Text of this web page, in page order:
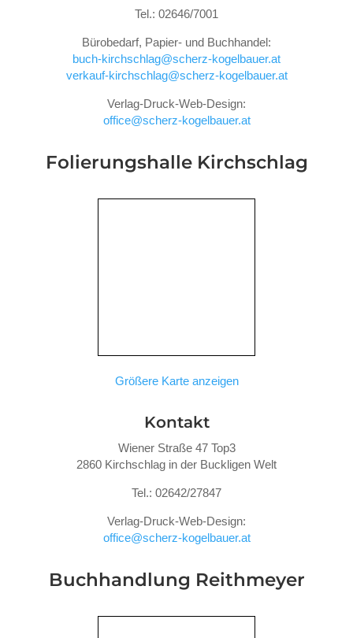
Tel.: 02646/7001
Bürobedarf, Papier- und Buchhandel:
buch-kirchschlag@scherz-kogelbauer.at
verkauf-kirchschlag@scherz-kogelbauer.at
Verlag-Druck-Web-Design:
office@scherz-kogelbauer.at
Folierungshalle Kirchschlag
Größere Karte anzeigen
Kontakt
Wiener Straße 47 Top3
2860 Kirchschlag in der Buckligen Welt
Tel.: 02642/27847
Verlag-Druck-Web-Design:
office@scherz-kogelbauer.at
Buchhandlung Reithmeyer